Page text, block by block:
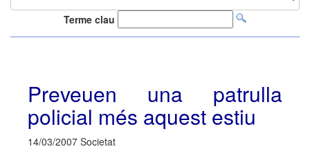
Terme clau
Preveuen una patrulla
policial més aquest estiu
14/03/2007 Societat